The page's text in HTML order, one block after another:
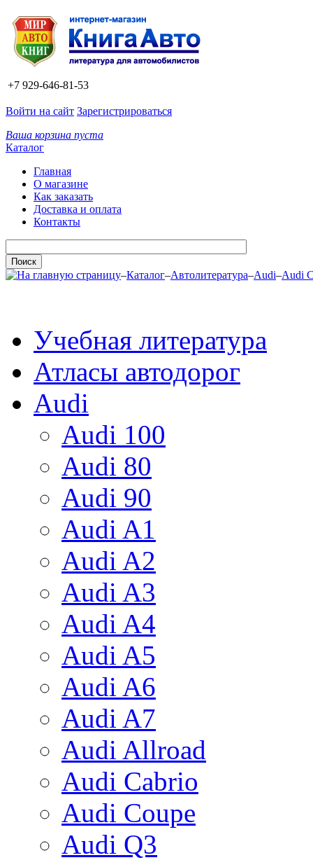
+7 929-646-81-53
Войти на сайт Зарегистрироваться
Ваша корзина пуста
Каталог
Главная
О магазине
Как заказать
Доставка и оплата
Контакты
–Каталог–Автолитература–Audi–Audi
Учебная литература
Атласы автодорог
Audi
Audi 100
Audi 80
Audi 90
Audi A1
Audi A2
Audi A3
Audi A4
Audi A5
Audi A6
Audi A7
Audi Allroad
Audi Cabrio
Audi Coupe
Audi Q3